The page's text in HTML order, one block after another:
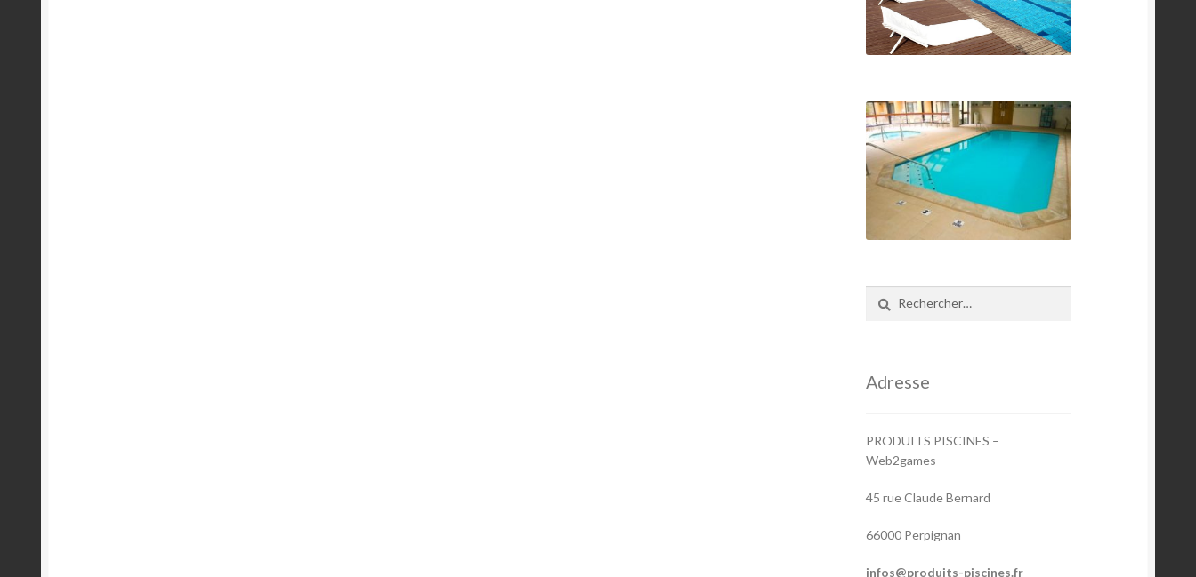
Adresse
PRODUITS PISCINES –
Web2games
45 rue Claude Bernard
66000 Perpignan
infos@produits-piscines.fr